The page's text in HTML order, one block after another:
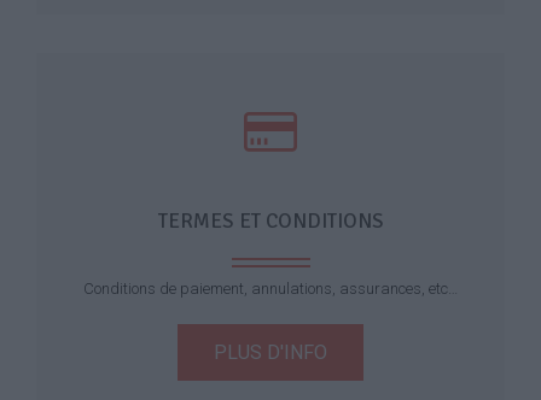
TERMES ET CONDITIONS
Conditions de paiement, annulations, assurances, etc…
PLUS D'INFO